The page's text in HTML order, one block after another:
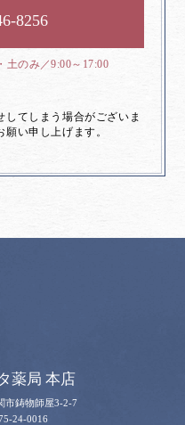
8256
土のみ／9:00～17:00
てしまう場合がございま
い申し上げます。
薬局 本店
市鋳物師屋3-2-7
24-0016